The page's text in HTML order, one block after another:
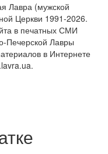
Лавра (мужской
Церкви 1991-2026.
в печатных СМИ
Печерской Лавры
в Интернете